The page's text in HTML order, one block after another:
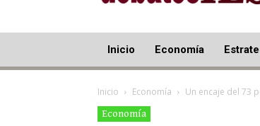
Inicio Economía
Inicio Economía
Un encaje del 73
Economía